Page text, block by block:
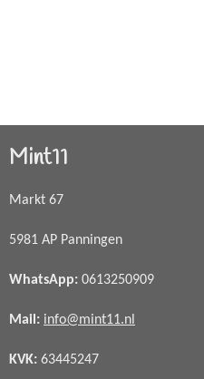
Mint11
Markt 67
5981 AP Panningen
WhatsApp: 0613250909
Mail: info@mint11.nl
KVK: 63445247